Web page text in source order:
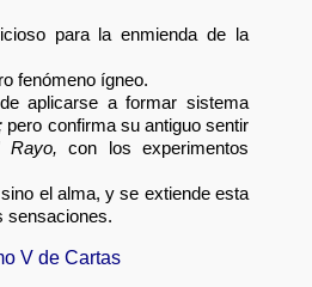
para la enmienda de la
fenómeno ígneo.
aplicarse a formar sistema
pero confirma su antiguo sentir
Rayo, con los experimentos
el alma, y se extiende esta
sensaciones.
V de Cartas